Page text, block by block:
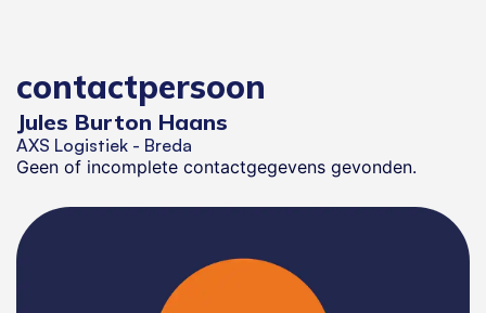
contactpersoon
Jules Burton Haans
AXS Logistiek - Breda
Geen of incomplete contactgegevens gevonden.